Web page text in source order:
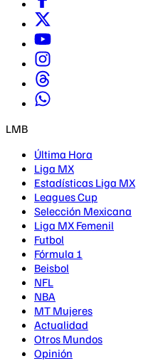
LMB
Última Hora
Liga MX
Estadísticas Liga MX
Leagues Cup
Selección Mexicana
Liga MX Femenil
Futbol
Fórmula 1
Beisbol
NFL
NBA
MT Mujeres
Actualidad
Otros Mundos
Opinión